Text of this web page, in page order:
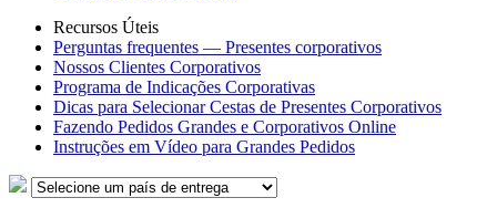
Recursos Úteis
Perguntas frequentes — Presentes corporativos
Nossos Clientes Corporativos
Programa de Indicações Corporativas
Dicas para Selecionar Cestas de Presentes Corporativos
Fazendo Pedidos Grandes e Corporativos Online
Instruções em Vídeo para Grandes Pedidos